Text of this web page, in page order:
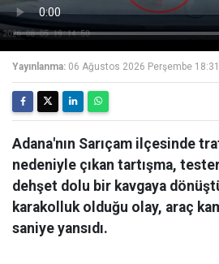
Yayınlanma: 06 Ağustos 2026 Perşembe 18:31
Adana'nın Sarıçam ilçesinde
nedeniyle çıkan tartışma,
dehşet dolu bir kavgaya
karakolluk olduğu olay, araç
saniye yansıdı.